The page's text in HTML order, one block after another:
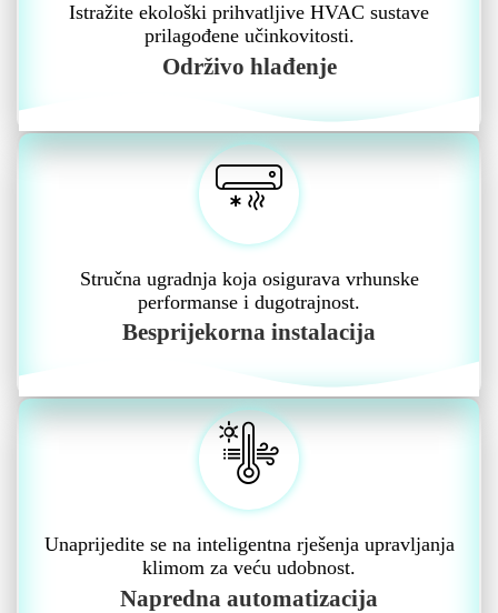
Istražite ekološki prihvatljive HVAC sustave
prilagođene učinkovitosti.
Održivo hlađenje
Stručna ugradnja koja osigurava vrhunske
performanse i dugotrajnost.
Besprijekorna instalacija
Unaprijedite se na inteligentna rješenja upravljanja
klimom za veću udobnost.
Napredna automatizacija